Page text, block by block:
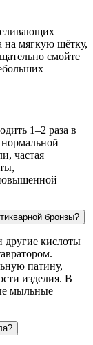
на мягкую щётку,
смойте
1–2 раза в
частая
бронзы?
другие кислоты
патину,
изделия. В
мыльные